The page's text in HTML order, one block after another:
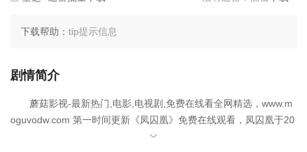
第28集
第31集
第35集 第36集
第06集
第07集
第08集 迅雷下载 复制链接
下载帮助： tip提示信息
剧情简介
蘑菇影视-最新热门,电影,电视剧,免费在线看全网精选，www.m
oguvodw.com 第一时间更新《凤囚凰》免费在线观看，凤囚凰于20
26-06-17在内地上映，是一部备受期待的电视剧佳作，影片由关晓